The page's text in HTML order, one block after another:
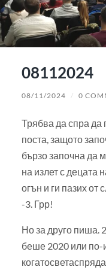
08112024
08/11/2024 / 0
Трябва да спра да
поста, защото
бързо започна да
на излет с децата
огън и ги пазих от
-3. Грр!
Но за друго пиша.
беше 2020 или по-